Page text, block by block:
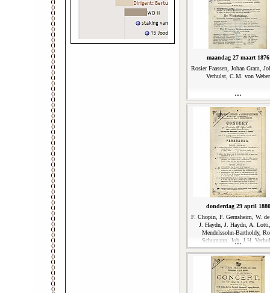
maandag 27 maart 1876
Rosier Faassen, Johan Gram,
Verhulst, C.M. von Weber
donderdag 29 april 1880
F. Chopin, F. Gernsheim, W. de
J. Haydn, J. Haydn, A.
Mendelssohn-Bartholdy,
Schumann, Joh. J.H.